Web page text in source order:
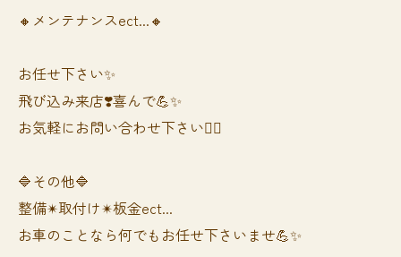
🔸メンテナンスect...🔸
お任せ下さい✨
飛び込み来店❣️喜んで💪✨
お気軽にお問い合わせ下さい🙆‍♀️
🔷その他🔷
整備✴︎取付け✴︎板金ect...
お車のことなら何でもお任せ下さいませ💪✨